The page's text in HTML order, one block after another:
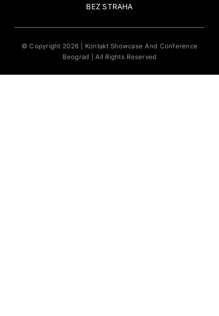
BEZ STRAHA
© Copyright 2026 | Kontakt Showcase And Conference
Beograd | All Rights Reserved